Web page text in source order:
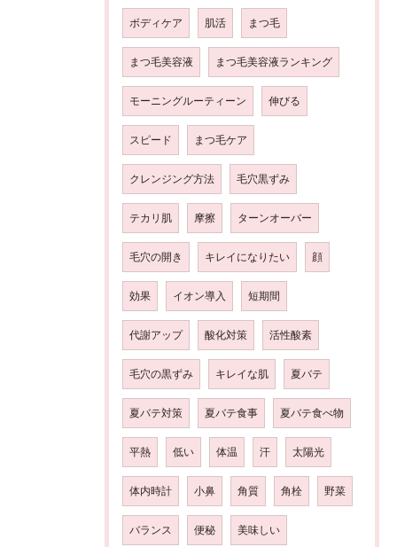
ボディケア 肌活 まつ毛
まつ毛美容液 まつ毛美容液ランキング
モーニングルーティーン 伸びる
スピード まつ毛ケア
クレンジング方法 毛穴黒ずみ
テカリ肌 摩擦 ターンオーバー
毛穴の開き キレイになりたい 顔
効果 イオン導入 短期間
代謝アップ 酸化対策 活性酸素
毛穴の黒ずみ キレイな肌 夏バテ
夏バテ対策 夏バテ食事 夏バテ食べ物
平熱 低い 体温 汗 太陽光
体内時計 小鼻 角質 角栓 野菜
バランス 便秘 美味しい